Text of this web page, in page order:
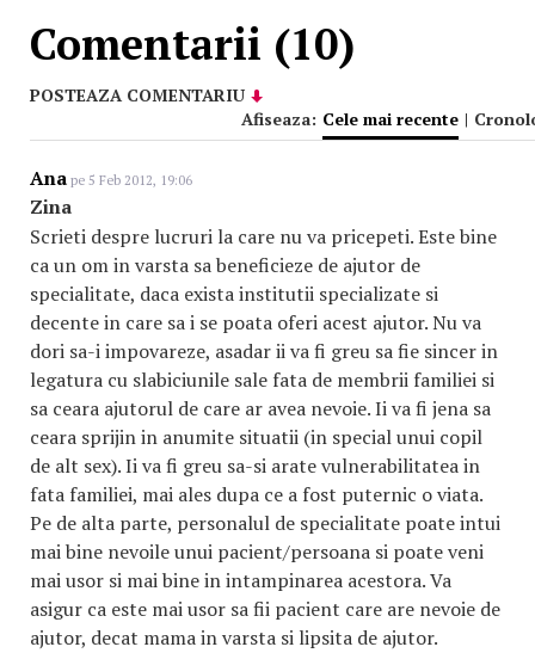
Comentarii (10)
POSTEAZA COMENTARIU
Afiseaza: Cele mai recente |
Ana pe 5 Feb 2012, 19:06
Zina
Scrieti despre lucruri la care nu va pricepeti. Este bine
ca un om in varsta sa beneficieze de ajutor de
specialitate, daca exista institutii specializate si
decente in care sa i se poata oferi acest ajutor. Nu va
dori sa-i impovareze, asadar ii va fi greu sa fie sincer in
legatura cu slabiciunile sale fata de membrii familiei si
sa ceara ajutorul de care ar avea nevoie. Ii va fi jena sa
ceara sprijin in anumite situatii (in special unui copil
de alt sex). Ii va fi greu sa-si arate vulnerabilitatea in
fata familiei, mai ales dupa ce a fost puternic o viata.
Pe de alta parte, personalul de specialitate poate intui
mai bine nevoile unui pacient/persoana si poate veni
mai usor si mai bine in intampinarea acestora. Va
asigur ca este mai usor sa fii pacient care are nevoie de
ajutor, decat mama in varsta si lipsita de ajutor.